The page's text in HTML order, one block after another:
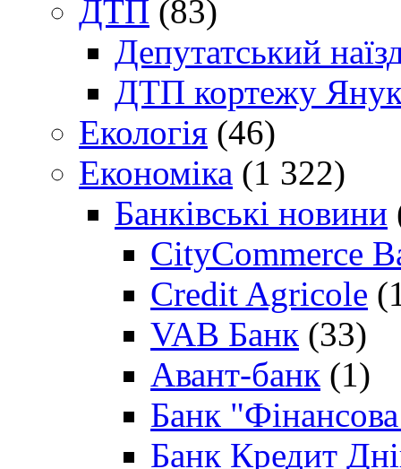
ДТП (83)
Депутатський
ДТП кортежу
Екологія (46)
Економіка (1 322)
Банківські новини
CityCommerce
Credit Agricole
VAB Банк (33)
Авант-банк (1)
Банк "Фінансова
Банк Кредит